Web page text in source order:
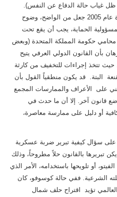
ظل غياب حالة الدفاع عن النفس).
فالإجماع على لغة قرار الأمم المتحدة عام 2005 جعل من الواضح، وضوح
الحماية، يجب أن يقع تحت
محامي حكومة المملكة المتحدة (وبعض
بأن القانون الدولي العرفي يتيح
حيث تتخذ إجراءات للتخفيف من كارثة
البتة. قد يكون منطقياً القول بأن
على الأعراف والممارسات المجمع
قانون آخر. إلا أن ما حدث في
سابقة كافية أو دليل على ممارسة معاصرة،
على سؤال كيفية تبرير ضربة عسكرية
تبريرها بالقانون حلاً مطروحاً، وذلك
أو تلويحها باستخدامه، الأمر الذي
الشرعية. ففي حالة كوسوفو، كان
تؤيد اقتراح حلف شمال